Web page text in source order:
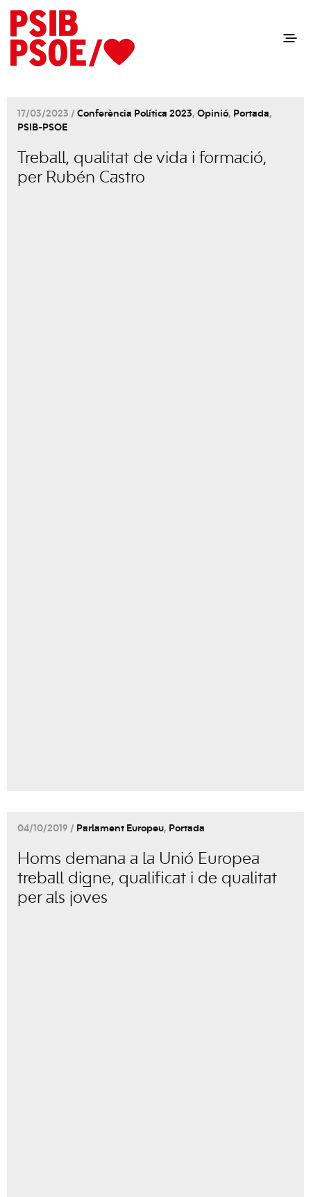
17/03/2023 / Conferència Política 2023, Opinió, Portada,
PSIB-PSOE
Treball, qualitat de vida i formació,
per Rubén Castro
04/10/2019 / Parlament Europeu, Portada
Homs demana a la Unió Europea
treball digne, qualificat i de qualitat
per als joves